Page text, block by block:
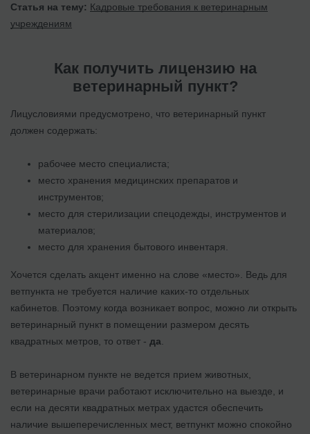
Статья на тему: Кадровые требования к ветеринарным
учреждениям
Как получить лицензию на
ветеринарный пункт?
Лицусловиями предусмотрено, что ветеринарный пункт
должен содержать:
рабочее место специалиста;
место хранения медицинских препаратов и
инструментов;
место для стерилизации спецодежды, инструментов и
материалов;
место для хранения бытового инвентаря.
Хочется сделать акцент именно на слове «место». Ведь для
ветпункта не требуется наличие каких-то отдельных
кабинетов. Поэтому когда возникает вопрос, можно ли открыть
ветеринарный пункт в помещении размером десять
квадратных метров, то ответ - да
В ветеринарном пункте не ведется прием животных,
ветеринарные врачи работают исключительно на выезде, и
если на десяти квадратных метрах удастся обеспечить
наличие вышеперечисленных мест, ветпункт можно спокойно